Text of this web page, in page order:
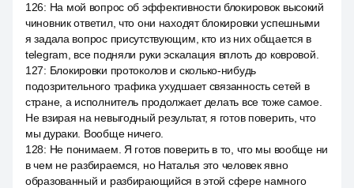
126: На мой вопрос об эффективности блокировок высокий
чиновник ответил, что они находят блокировки успешными
я задала вопрос присутствующим, кто из них общается в
telegram, все подняли руки эскалация вплоть до ковровой.
127: Блокировки протоколов и сколько-нибудь
подозрительного трафика ухудшает связанность сетей в
стране, а исполнитель продолжает делать все тоже самое.
Не взирая на невыгодный результат, я готов поверить, что
мы дураки. Вообще ничего.
128: Не понимаем. Я готов поверить в то, что мы вообще ни
в чем не разбираемся, но Наталья это человек явно
образованный и разбирающийся в этой сфере намного